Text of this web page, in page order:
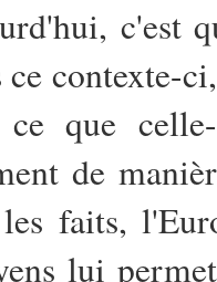
c'est
ce contexte-
ce que
de
les faits,
lui